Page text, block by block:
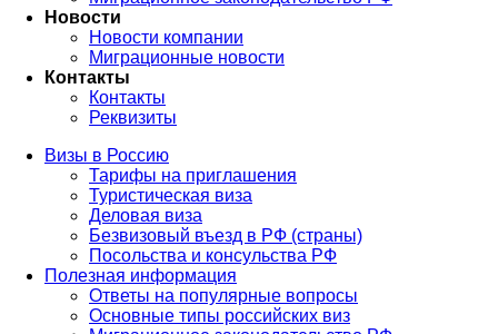
Новости
Новости компании
Миграционные новости
Контакты
Контакты
Реквизиты
Визы в Россию
Тарифы на приглашения
Туристическая виза
Деловая виза
Безвизовый въезд в РФ (страны)
Посольства и консульства РФ
Полезная информация
Ответы на популярные вопросы
Основные типы российских виз